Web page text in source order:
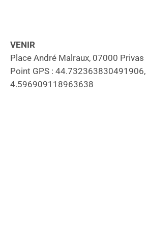
VENIR
Place André Malraux, 07000 Privas
Point GPS : 44.732363830491906,
4.596909118963638